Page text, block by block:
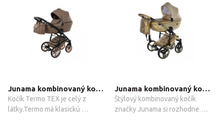
priestoru vo vaničke.Elegantná
konštrukcia je vybavená
dodatočným nastaviteľným
tlmičom, ktorý zaisťuje hladkosť
strieškou a dostatkom voľného
priestoru vo vaničke.Elegantná
konštrukcia je vybavená
dodatočným nastaviteľným
tlmičom, ktorý zaisťuje hladkosť
Junama kombinovaný kočík Termo Line TEX, 2-kombinácia
Kočík Termo TEX je celý z
látky.Termo má klasickú
Junama kombinovaný kočík Dolce 2022, 2-kombinácia
Štýlový kombinovaný kočík
značky Junama si rozhodne